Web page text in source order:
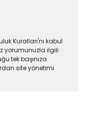
Kuralları'nı kabul
yorumunuzla ilgili
tek başınıza
site yönetimi